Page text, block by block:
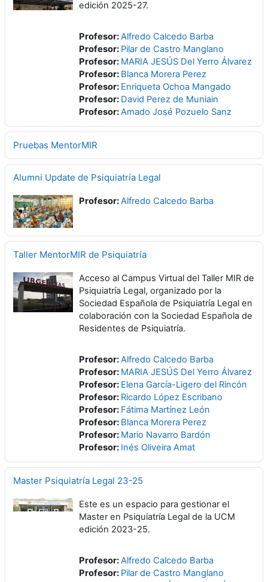
edición 2025-27.
Profesor:Alfredo Calcedo Barba
Profesor: Pilar de Castro Manglano
Profesor: MARIA JESÚS Del Yerro Álvarez
Profesor: Blanca Morera Perez
Profesor: Enriqueta Ochoa Mangado
Profesor: David Perez de Muniain
Profesor:Amado José Pozuelo Sanz
Pruebas MentorMIR
Alumni Update de Psiquiatría Legal
Profesor:Alfredo Calcedo Barba
Taller MentorMIR de Psiquiatría
Acceso al Campus Virtual del Taller MIR de
Psiquiatría Legal, organizado por la
Sociedad Española de Psiquiatría Legal en
colaboración con la Sociedad Española de
Residentes de Psiquiatría.
Profesor:Alfredo Calcedo Barba
Profesor: MARIA JESÚS Del Yerro Álvarez
Profesor: Elena García-Ligero del Rincón
Profesor: Ricardo López Escribano
Profesor: Fátima Martínez León
Profesor: Blanca Morera Perez
Profesor: Mario Navarro Bardón
Profesor: Inés Oliveira Amat
Master Psiquiatría Legal 23-25
Este es un espacio para gestionar el
Master en Psiquiatría Legal de la UCM
edición 2023-25.
Profesor:Alfredo Calcedo Barba
Profesor: Pilar de Castro Manglano